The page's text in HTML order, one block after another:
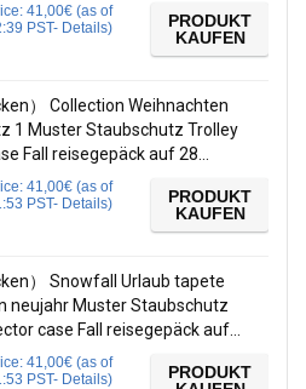
41,00€ (as of
PST- Details)
PRODUKT
KAUFEN
） Collection Weihnachten
1 Muster Staubschutz Trolley
Fall reisegepäck auf 28…
41,00€ (as of
PST- Details)
PRODUKT
KAUFEN
） Snowfall Urlaub tapete
neujahr Muster Staubschutz
case Fall reisegepäck auf…
41,00€ (as of
PST- Details)
PRODUKT